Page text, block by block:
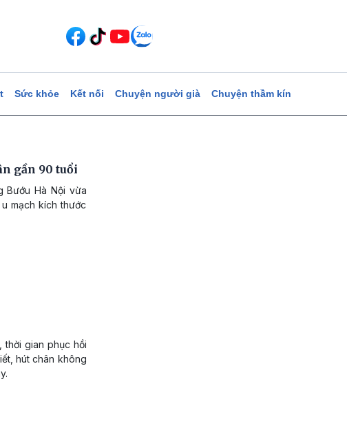
Sức khỏe Kết nối Chuyện người già Chuyện thầm kín
gần 90 tuổi
Bướu Hà Nội vừa
mạch kích thước
thời gian phục hồi
hút chân không